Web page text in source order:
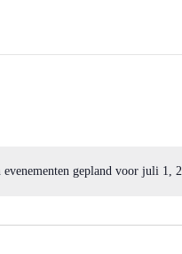
evenementen gepland voor juli 1,